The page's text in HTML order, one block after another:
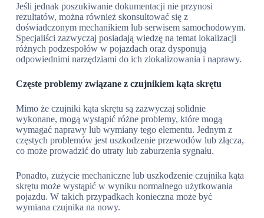
Jeśli jednak poszukiwanie dokumentacji nie przynosi
rezultatów, można również skonsultować się z
doświadczonym mechanikiem lub serwisem samochodowym.
Specjaliści zazwyczaj posiadają wiedzę na temat lokalizacji
różnych podzespołów w pojazdach oraz dysponują
odpowiednimi narzędziami do ich zlokalizowania i naprawy.
Częste problemy związane z czujnikiem kąta skrętu
Mimo że czujniki kąta skrętu są zazwyczaj solidnie
wykonane, mogą wystąpić różne problemy, które mogą
wymagać naprawy lub wymiany tego elementu. Jednym z
częstych problemów jest uszkodzenie przewodów lub złącza,
co może prowadzić do utraty lub zaburzenia sygnału.
Ponadto, zużycie mechaniczne lub uszkodzenie czujnika kąta
skrętu może wystąpić w wyniku normalnego użytkowania
pojazdu. W takich przypadkach konieczna może być
wymiana czujnika na nowy.